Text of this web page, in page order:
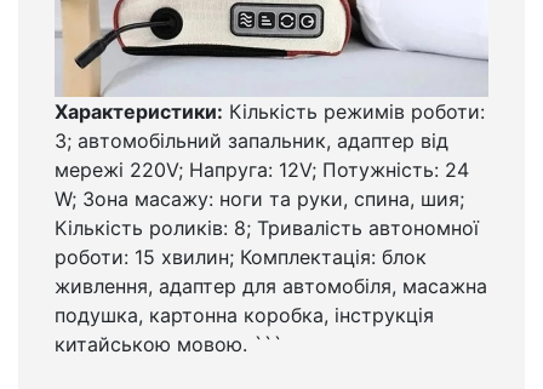
Характеристики: Кількість режимів роботи:
3; автомобільний запальник, адаптер від
мережі 220V; Напруга: 12V; Потужність: 24
W; Зона масажу: ноги та руки, спина, шия;
Кількість роликів: 8; Тривалість автономної
роботи: 15 хвилин; Комплектація: блок
живлення, адаптер для автомобіля, масажна
подушка, картонна коробка, інструкція
китайською мовою. ```